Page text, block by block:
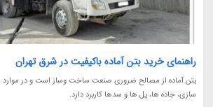
راهنمای خرید بتن آماده باکیفیت در شرق تهران
بتن آماده از مصالح ضروری صنعت ساخت وساز است و در موارد
سازی، جاده ها، پل ها و سدها کاربرد دارد.